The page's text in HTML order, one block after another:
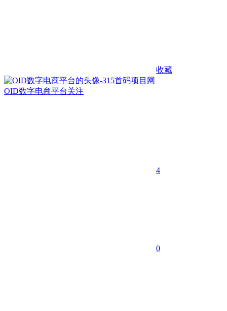
收藏
OID数字电商平台关注
4
0